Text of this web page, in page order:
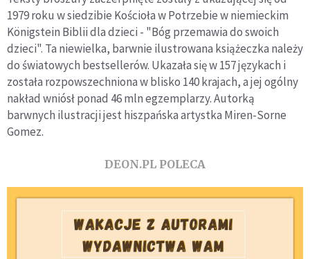
1979 roku w siedzibie Kościoła w Potrzebie w niemieckim
Königstein Biblii dla dzieci - "Bóg przemawia do swoich
dzieci". Ta niewielka, barwnie ilustrowana książeczka należy
do światowych bestsellerów. Ukazała się w 157 językach i
została rozpowszechniona w blisko 140 krajach, a jej ogólny
nakład wniósł ponad 46 mln egzemplarzy. Autorką
barwnych ilustracji jest hiszpańska artystka Miren-Sorne
Gomez.
DEON.PL POLECA